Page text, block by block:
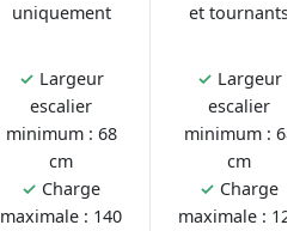
uniquement
et tournants
✓ Largeur
escalier
minimum : 68
cm
✓ Charge
maximale : 140
✓ Largeur
escalier
minimum : 68
cm
✓ Charge
maximale : 125